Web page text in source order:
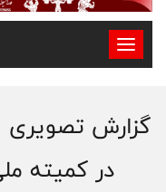
-
-
-
گزارش تصویری
در کمیته